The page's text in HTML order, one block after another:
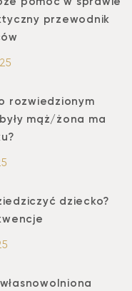
przewodnik
rozwiedzionym
mąż/żona ma
dziecko?